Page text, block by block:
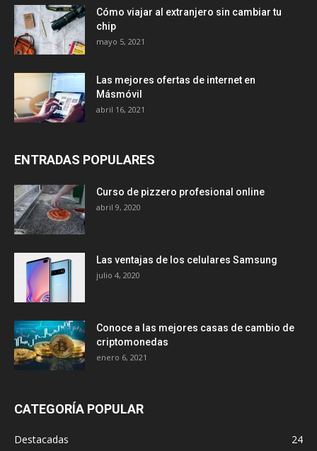
Cómo viajar al extranjero sin cambiar tu
chip
mayo 5, 2021
Las mejores ofertas de internet en
Másmóvil
abril 16, 2021
ENTRADAS POPULARES
Curso de pizzero profesional online
abril 9, 2020
Las ventajas de los celulares Samsung
julio 4, 2020
Conoce a las mejores casas de cambio de
criptomonedas
enero 6, 2021
CATEGORÍA POPULAR
Destacadas
24